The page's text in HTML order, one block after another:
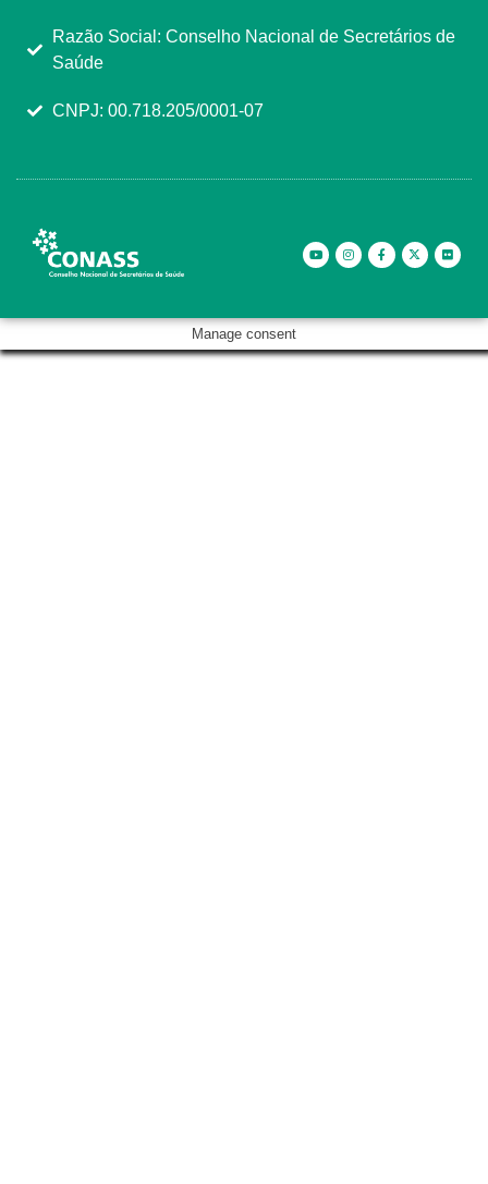
Razão Social: Conselho Nacional de Secretários de
Saúde
CNPJ: 00.718.205/0001-07
Manage consent